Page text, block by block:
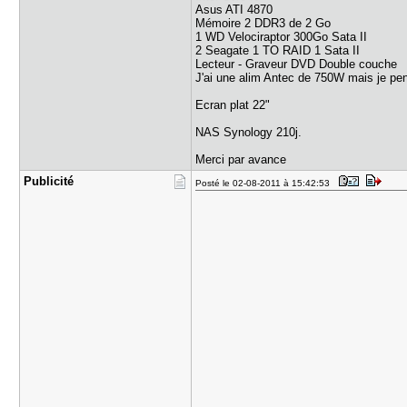
Asus ATI 4870
Mémoire 2 DDR3 de 2 Go
1 WD Velociraptor 300Go Sata II
2 Seagate 1 TO RAID 1 Sata II
Lecteur - Graveur DVD Double couche
J'ai une alim Antec de 750W mais je
Ecran plat 22"
NAS Synology 210j.
Merci par avance
Publicité
Posté le 02-08-2011 à 15:42:53